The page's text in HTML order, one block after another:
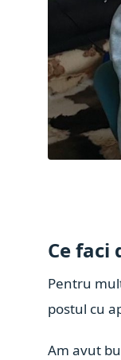
Ce faci
Pentru
postul cu
Am avut